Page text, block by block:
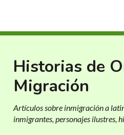
Historias de
Migración
Artículos sobre inmigración a
inmigrantes, personajes ilustres,